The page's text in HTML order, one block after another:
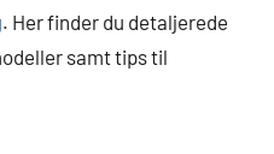
. Her finder du detaljerede
samt tips til